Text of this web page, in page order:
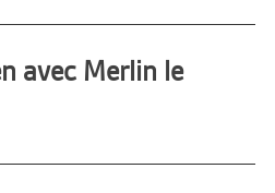
avec Merlin le